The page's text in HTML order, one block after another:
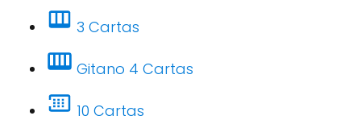
3 Cartas
Gitano 4 Cartas
10 Cartas